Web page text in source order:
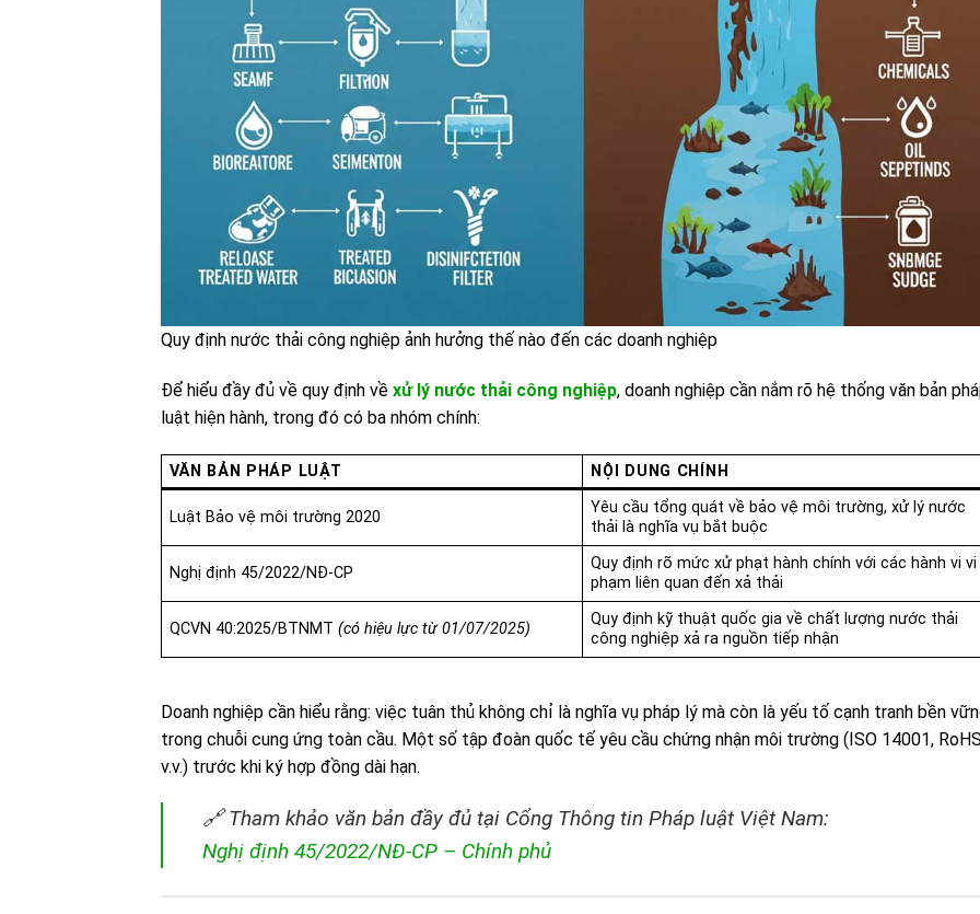
Quy định nước thải công nghiệp ảnh hưởng thế nào đến các doanh nghiệp
Để hiểu đầy đủ về quy định về xử lý nước thải công nghiệp, doanh nghiệp cần nắm rõ hệ thống văn bản
luật hiện hành, trong đó có ba nhóm chính:
VĂN BẢN PHÁP LUẬT NỘI DUNG CHÍNH
Luật Bảo vệ môi trường 2020
Yêu cầu tổng quát về bảo vệ môi trường, xử lý nước
thải là nghĩa vụ bắt buộc
Nghị định 45/2022/NĐ-CP
Quy định rõ mức xử phạt hành chính với các hành vi vi
phạm liên quan đến xả thải
QCVN 40:2025/BTNMT(có hiệu lực từ 01/07/2025)
Quy định kỹ thuật quốc gia về chất lượng nước thải
công nghiệp xả ra nguồn tiếp nhận
Doanh nghiệp cần hiểu rằng: việc tuân thủ không chỉ là nghĩa vụ pháp lý mà còn là yếu tố cạnh tranh bền
trong chuỗi cung ứng toàn cầu. Một số tập đoàn quốc tế yêu cầu chứng nhận môi trường (ISO 14001,
v.v.) trước khi ký hợp đồng dài hạn.
🔗 Tham khảo văn bản đầy đủ tại Cổng Thông tin Pháp luật Việt Nam:
Nghị định 45/2022/NĐ-CP – Chính phủ